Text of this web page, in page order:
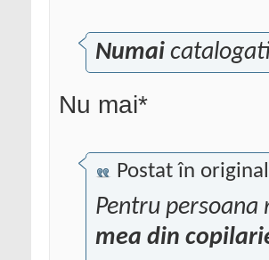
Numai
Nu mai*
Postat în
Pentru
mea din